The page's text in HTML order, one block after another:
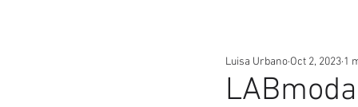
Luisa Urbano Oct 2, 2023 1